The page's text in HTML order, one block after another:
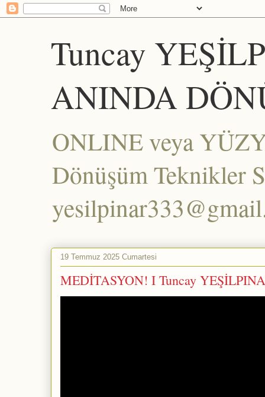
Tuncay
ANINDA
ONLINE veya
Dönüşüm Teknikler
19 Temmuz 2025 Cumartesi
MEDİTASYON! I Tuncay